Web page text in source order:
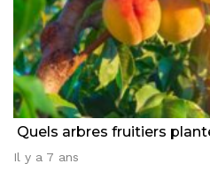
Quels arbres fruitiers
Il y a 7 ans